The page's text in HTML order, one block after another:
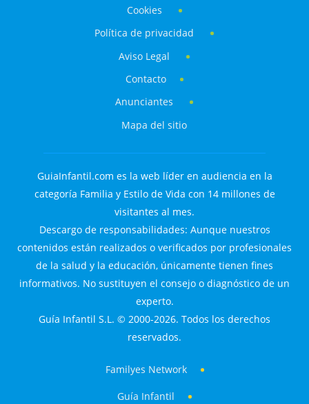
Cookies
Política de privacidad
Aviso Legal
Contacto
Anunciantes
Mapa del sitio
GuiaInfantil.com es la web líder en audiencia en la
categoría Familia y Estilo de Vida con 14 millones de
visitantes al mes.
Descargo de responsabilidades: Aunque nuestros
contenidos están realizados o verificados por profesionales
de la salud y la educación, únicamente tienen fines
informativos. No sustituyen el consejo o diagnóstico de un
experto.
Guía Infantil S.L. © 2000-2026. Todos los derechos
reservados.
Familyes Network
Guía Infantil